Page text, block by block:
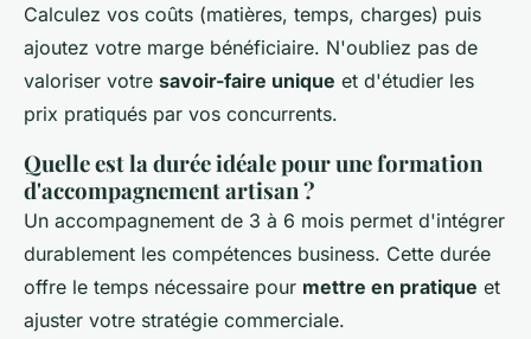
Calculez vos coûts (matières, temps, charges) puis
ajoutez votre marge bénéficiaire. N'oubliez pas de
valoriser votre savoir-faire unique et d'étudier les
prix pratiqués par vos concurrents.
Quelle est la durée idéale pour une formation
d'accompagnement artisan ?
Un accompagnement de 3 à 6 mois permet d'intégrer
durablement les compétences business. Cette durée
offre le temps nécessaire pour mettre en pratique et
ajuster votre stratégie commerciale.